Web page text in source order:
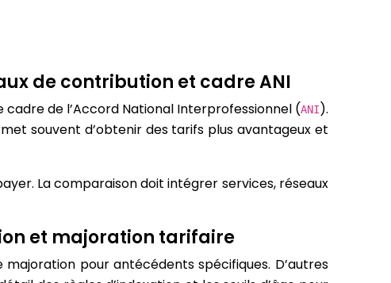
de contribution et cadre ANI
de l’Accord National Interprofessionnel (ANI).
souvent d’obtenir des tarifs plus avantageux et
La comparaison doit intégrer services, réseaux
et majoration tarifaire
pour antécédents spécifiques. D’autres